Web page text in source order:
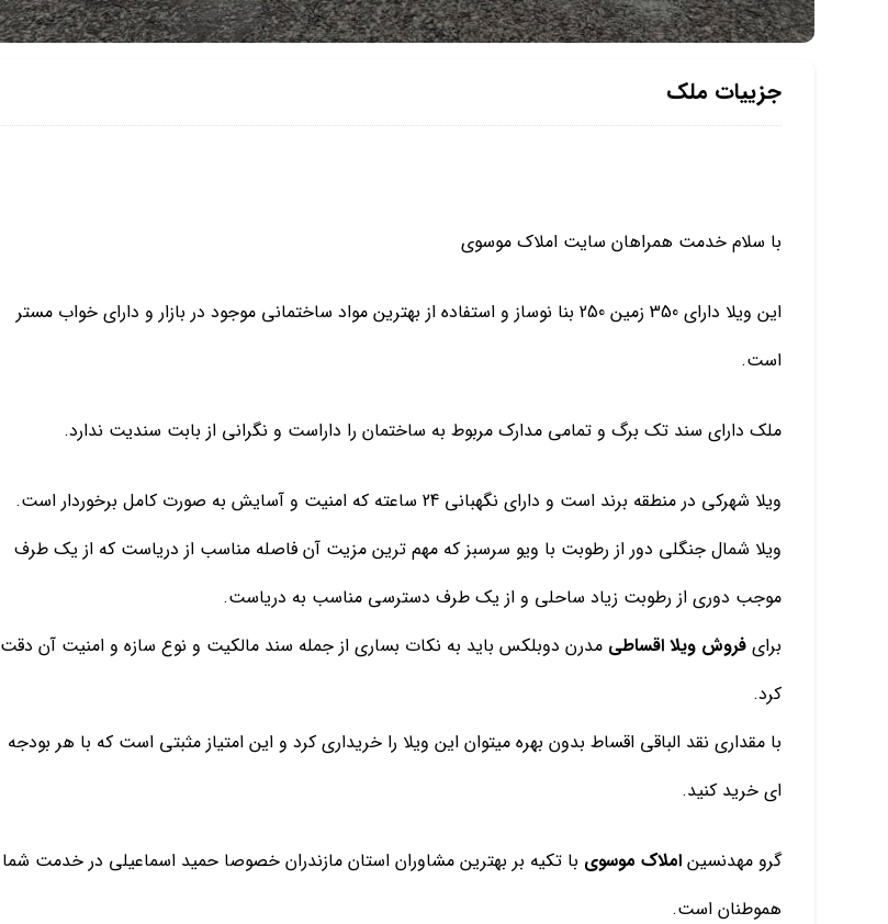
جزییات ملک
با سلام خدمت همراهان سایت املاک موسوی
این ویلا دارای 350 زمین 250 بنا نوساز و استفاده از بهترین مواد ساختمانی موجود در بازار و دارای خواب مستر
است.
ملک دارای سند تک برگ و تمامی مدارک مربوط به ساختمان را داراست و نگرانی از بابت سندیت ندارد.
ویلا شهرکی در منطقه برند است و دارای نگهبانی 24 ساعته که امنیت و آسایش به صورت کامل برخوردار است.
ویلا شمال جنگلی دور از رطوبت با ویو سرسبز که مهم ترین مزیت آن فاصله مناسب از دریاست که از یک طرف
موجب دوری از رطوبت زیاد ساحلی و از یک طرف دسترسی مناسب به دریاست.
برای فروش ویلا اقساطی مدرن دوبلکس باید به نکات بساری از جمله سند مالکیت و نوع سازه و امنیت آن دقت
کرد.
با مقداری نقد الباقی اقساط بدون بهره میتوان این ویلا را خریداری کرد و این امتیاز مثبتی است که با هر بودجه
ای خرید کنید.
گرو مهدنسیناملاک موسوی با تکیه بر بهترین مشاوران استان مازندران خصوصا حمید اسماعیلی در خدمت شما
هموطنان است.